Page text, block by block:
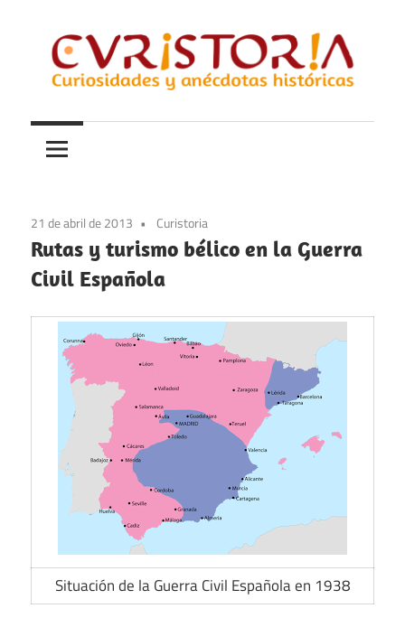
contenido
Curistoria
y
anécdotas
historia
21 de abril de 2013 Curistoria
Rutas y turismo bélico en la Guerra
Civil Española
Situación de la Guerra Civil Española en 1938